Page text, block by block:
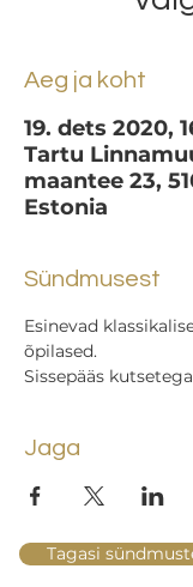
Aeg ja koht
19. dets 2020,
Tartu
maantee 23,
Estonia
Sündmusest
Esinevad
õpilased.
Sissepääs
Jaga
Tagasi